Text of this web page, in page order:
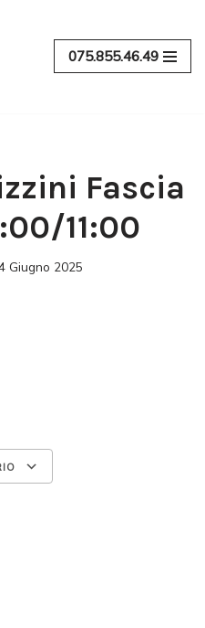
075.855.46.49
Fascia
11:00
Giugno 2025